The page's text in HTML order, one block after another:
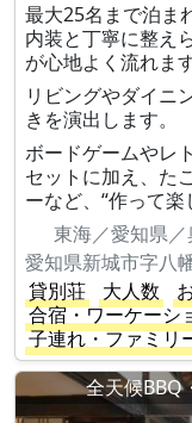
最大25名まで泊ま
内装と丁寧に整え
が心地よく流れます
リビングやダイニ
きを演出します。
ボードゲームやレ
セットに加え、た
ーなど、“作って楽
東海／愛知県
愛知県新城市字八
貸別荘
大人数
合宿・ワーケーシ
子連れ・ファミリ
全天候BBQ